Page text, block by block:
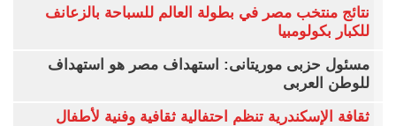
نتائج منتخب مصر في بطولة العالم للسباحة بالزعانف
للكبار بكولومبيا
مسئول حزبى موريتانى: استهداف مصر هو استهداف
للوطن العربى
ثقافة الإسكندرية تنظم احتفالية ثقافية وفنية لأطفال